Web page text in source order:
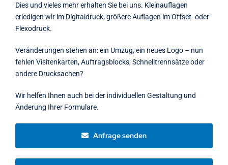
Dies und vieles mehr erhalten Sie bei uns. Kleinauflagen
erledigen wir im Digitaldruck, größere Auflagen im Offset- oder
Flexodruck.
Veränderungen stehen an: ein Umzug, ein neues Logo – nun
fehlen Visitenkarten, Auftragsblocks, Schnelltrennsätze oder
andere Drucksachen?
Wir helfen Ihnen auch bei der individuellen Gestaltung und
Änderung Ihrer Formulare.
Anfrage senden